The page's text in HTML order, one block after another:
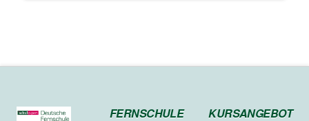
FERNSCHULE KURSANGEBOT